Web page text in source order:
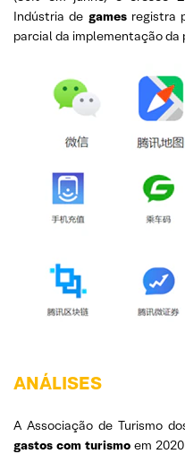
Indústria de games registra
parcial da implementação
ANÁLISES
A Associação de Turismo
gastos com turismo em